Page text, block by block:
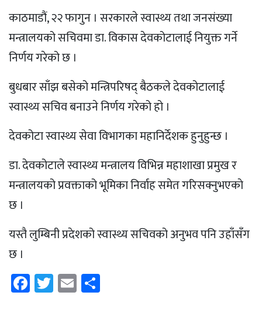
काठमाडौं, २२ फागुन । सरकारले स्वास्थ्य तथा जनसंख्या
मन्त्रालयको सचिवमा डा. विकास देवकोटालाई नियुक्त गर्ने
निर्णय गरेको छ ।
बुधबार साँझ बसेको मन्त्रिपरिषद् बैठकले देवकोटालाई
स्वास्थ्य सचिव बनाउने निर्णय गरेको हो ।
देवकोटा स्वास्थ्य सेवा विभागका महानिर्देशक हुनुहुन्छ ।
डा. देवकोटाले स्वास्थ्य मन्त्रालय विभिन्न महाशाखा प्रमुख र
मन्त्रालयको प्रवक्ताको भूमिका निर्वाह समेत गरिसक्नुभएकाे
छ ।
यस्तै लुम्बिनी प्रदेशको स्वास्थ्य सचिवको अनुभव पनि उहाँसँग
छ ।
Facebook
Twitter
Email